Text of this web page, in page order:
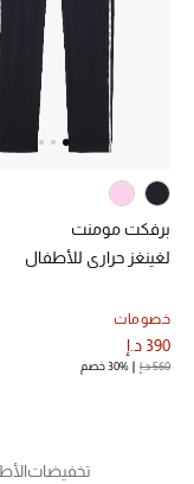
برفكت مومنت
لغينغز حراري للأطفال
خصومات
390 د.إ
560 د.إ 30% خصم
تخفيضات